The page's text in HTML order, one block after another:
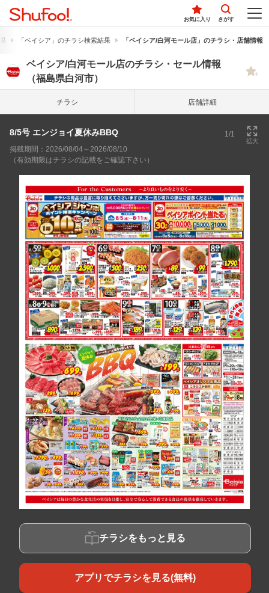
お気に入り さがす
「ベイシア」のチラシ検索結果 「ベイシア/白河モール店」のチラシ・店舗情報
ベイシア/白河モール店のチラシ・セール情報
（福島県白河市）
チラシ 店舗詳細
8/5号 エンジョイ夏休みBBQ 1/1
拡大
掲載期間：2026/08/04～2026/08/10
（有効期限はチラシの記載をご確認下さい）
チラシをもっと見る
アプリでチラシを見る(無料)